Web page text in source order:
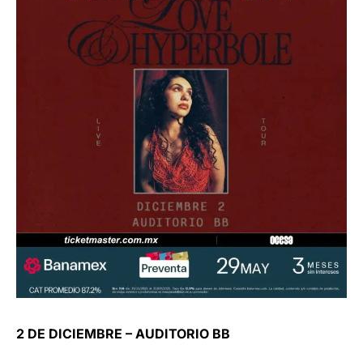
2 DE DICIEMBRE – AUDITORIO BB